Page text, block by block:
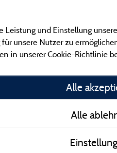
Leistung und Einstellung
unsere Nutzer zu
in unserer Cookie-Richtlinie
Alle
Alle